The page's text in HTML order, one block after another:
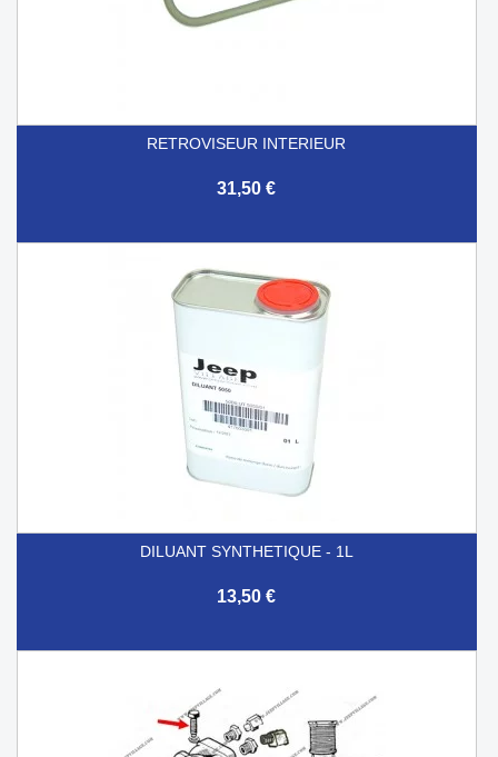
RETROVISEUR INTERIEUR
31,50 €
DILUANT SYNTHETIQUE - 1L
13,50 €